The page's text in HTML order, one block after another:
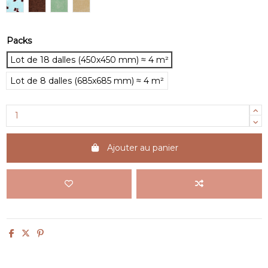
#PS1501 CORAL REEF
#PS1302 TRANSLUCENT BRONZE
#PS2119 TRANSLUCENT GLITTER GREEN
#PS2118 TRANSLUCENT GLITTER GOLD
Packs
Lot de 18 dalles (450x450 mm) ≈ 4 m²
Lot de 8 dalles (685x685 mm) ≈ 4 m²
Ajouter au panier